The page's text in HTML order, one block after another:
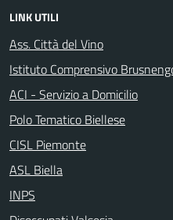
LINK UTILI
Ass. Città del Vino
Istituto Comprensivo
ACI - Servizio a Domicilio
Polo Tematico Biellese
CISL Piemonte
ASL Biella
INPS